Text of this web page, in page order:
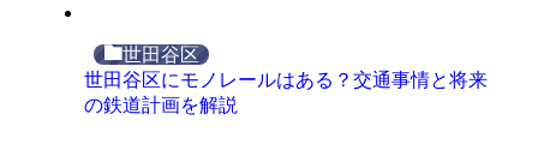
世田谷区
世田谷区にモノレールはある？交通事情と将来
の鉄道計画を解説